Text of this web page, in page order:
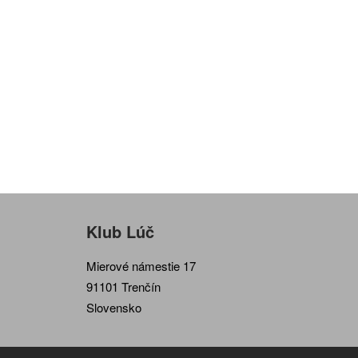
Klub Lúč
Mierové námestie 17
91101 Trenčín
Slovensko